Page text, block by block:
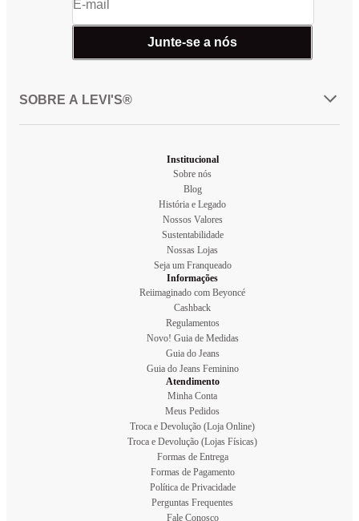
Junte-se a nós
SOBRE A LEVI'S®
Institucional
Sobre nós
Blog
História e Legado
Nossos Valores
Sustentabilidade
Nossas Lojas
Seja um Franqueado
Informações
Reiimaginado com Beyoncé
Cashback
Regulamentos
Novo! Guia de Medidas
Guia do Jeans
Guia do Jeans Feminino
Atendimento
Minha Conta
Meus Pedidos
Troca e Devolução (Loja Online)
Troca e Devolução (Lojas Físicas)
Formas de Entrega
Formas de Pagamento
Política de Privacidade
Perguntas Frequentes
Fale Conosco